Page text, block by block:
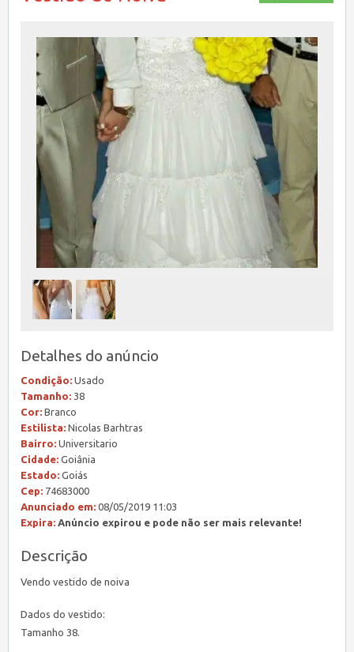
Detalhes do anúncio
Condição: Usado
Tamanho: 38
Cor: Branco
Estilista: Nicolas Barhtras
Bairro: Universitario
Cidade: Goiânia
Estado: Goiás
Cep: 74683000
Anunciado em: 08/05/2019 11:03
Expira: Anúncio expirou e pode não ser mais relevante!
Descrição
Vendo vestido de noiva
Dados do vestido:
Tamanho 38.